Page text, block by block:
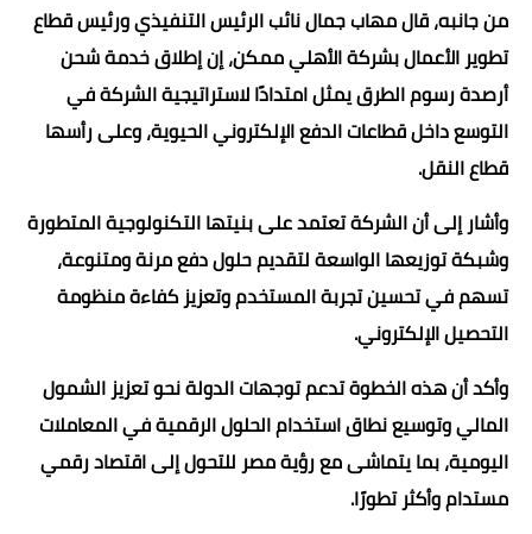
من جانبه، قال مهاب جمال نائب الرئيس التنفيذي ورئيس قطاع
تطوير الأعمال بشركة الأهلي ممكن، إن إطلاق خدمة شحن
أرصدة رسوم الطرق يمثل امتدادًا لاستراتيجية الشركة في
التوسع داخل قطاعات الدفع الإلكتروني الحيوية، وعلى رأسها
قطاع النقل.
وأشار إلى أن الشركة تعتمد على بنيتها التكنولوجية المتطورة
وشبكة توزيعها الواسعة لتقديم حلول دفع مرنة ومتنوعة،
تسهم في تحسين تجربة المستخدم وتعزيز كفاءة منظومة
التحصيل الإلكتروني.
وأكد أن هذه الخطوة تدعم توجهات الدولة نحو تعزيز الشمول
المالي وتوسيع نطاق استخدام الحلول الرقمية في المعاملات
اليومية، بما يتماشى مع رؤية مصر للتحول إلى اقتصاد رقمي
مستدام وأكثر تطورًا.